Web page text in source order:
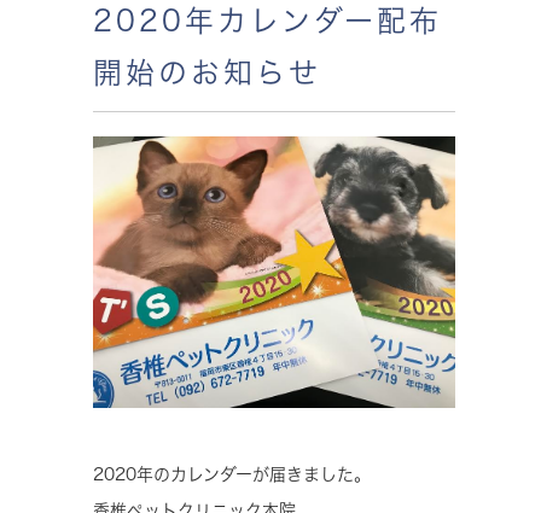
2020年カレンダー配布
開始のお知らせ
2020年のカレンダーが届きました。